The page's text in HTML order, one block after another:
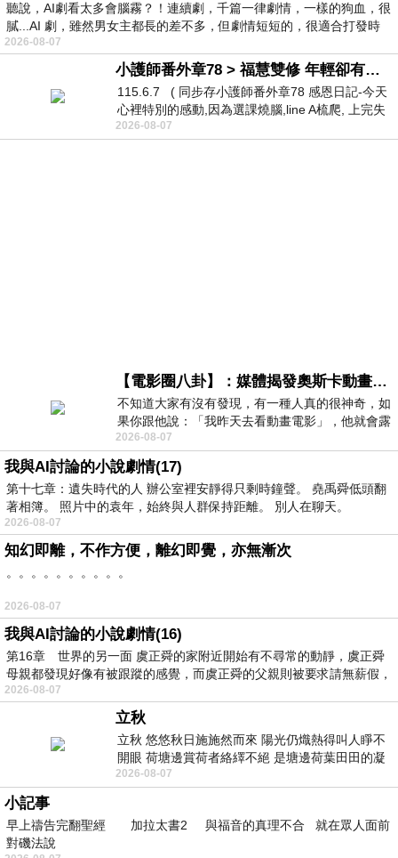
聽說，AI劇看太多會腦霧？！連續劇，千篇一律劇情，一樣的狗血，很
膩...AI 劇，雖然男女主都長的差不多，但劇情短短的，很適合打發時
2026-08-07
小護師番外章78 > 福慧雙修 年輕卻有個老靈魂 ㄑ金剛經〉podcast
115.6.7 ( 同步存小護師番外章78 感恩日記-今天
心裡特別的感動,因為選課燒腦,line A梳爬, 上完失
智課的她,特來傾
2026-08-07
【電影圈八卦】：媒體揭發奧斯卡動畫項目投票醜聞！好萊塢為什麼看不起動畫電影？
不知道大家有沒有發現，有一種人真的很神奇，如
果你跟他說：「我昨天去看動畫電影」，他就會露
出一種慈祥的微笑，然後問你是不是陪小
2026-08-07
我與AI討論的小說劇情(17)
第十七章：遺失時代的人 辦公室裡安靜得只剩時鐘聲。 堯禹舜低頭翻
著相簿。 照片中的袁年，始終與人群保持距離。 別人在聊天。
2026-08-07
知幻即離，不作方便，離幻即覺，亦無漸次
。。。。。。。。。。
2026-08-07
我與AI討論的小說劇情(16)
第16章 世界的另一面 虞正舜的家附近開始有不尋常的動靜，虞正舜
母親都發現好像有被跟蹤的感覺，而虞正舜的父親則被要求請無薪假，
2026-08-07
立秋
立秋 悠悠秋日施施然而來 陽光仍熾熱得叫人睜不
開眼 荷塘邊賞荷者絡繹不絕 是塘邊荷葉田田的凝
望 風中飄逸的是映日荷花別樣紅
2026-08-07
小記事
早上禱告完翻聖經 加拉太書2 與福音的真理不合 就在眾人面前
對磯法說